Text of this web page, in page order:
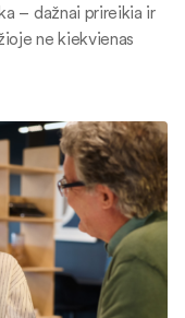
– dažnai prireikia ir
ne kiekvienas